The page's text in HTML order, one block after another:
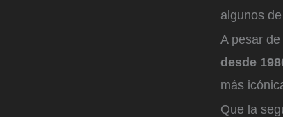
algunos
A pesar
desde
más
Que la